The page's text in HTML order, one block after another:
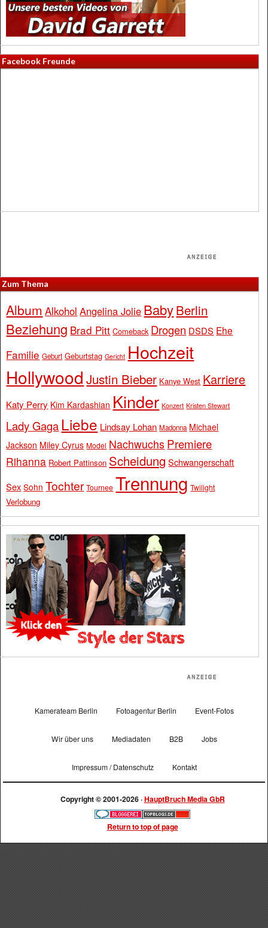
Facebook Freunde
Zum Thema
Album Alkohol Angelina Jolie BabyBerlin
Beziehung Brad Pitt Comeback Drogen DSDS Ehe
Familie Geburt Geburtstag Gericht Hochzeit
Hollywood Justin Bieber Kanye West Karriere
Katy Perry Kim Kardashian Kinder Konzert Kristen Stewart
Lady Gaga Liebe Lindsay Lohan Madonna Michael
Jackson Miley Cyrus Model Nachwuchs Premiere
Rihanna Robert Pattinson Scheidung Schwangerschaft
Sex Sohn Tochter Tournee Trennung Twilight
Verlobung
Kamerateam Berlin Fotoagentur Berlin Event-Fotos
Wir über uns Mediadaten B2B Jobs
Impressum / Datenschutz Kontakt
Copyright © 2001-2026 ·HauptBruch Media GbR
Return to top of page